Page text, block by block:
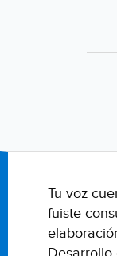
Tu voz
fuiste